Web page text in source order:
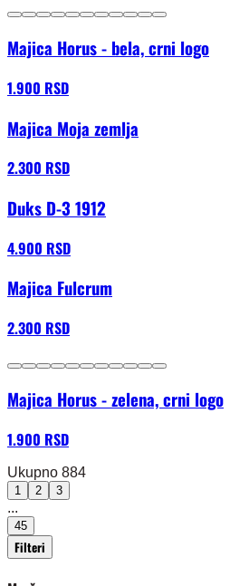
Majica Horus - bela, crni logo
1.900 RSD
Majica Moja zemlja
2.300 RSD
Duks D-3 1912
4.900 RSD
Majica Fulcrum
2.300 RSD
Majica Horus - zelena, crni logo
1.900 RSD
Ukupno 884
1 2 3
...
45
Filteri